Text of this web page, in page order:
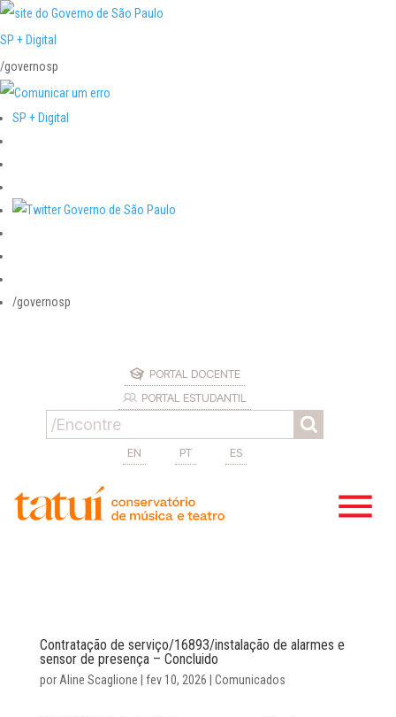
SP + Digital
/governosp
SP + Digital
/governosp
PORTAL DOCENTE
PORTAL ESTUDANTIL
EN PT ES
Contratação de serviço/16893/instalação de alarmes e
sensor de presença – Concluido
por Aline Scaglione fev 10, 2026 Comunicados